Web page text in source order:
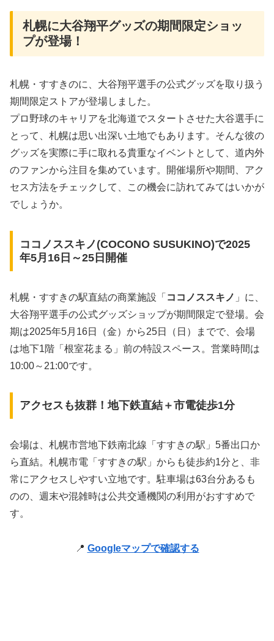
札幌に大谷翔平グッズの期間限定ショッ
プが登場！
札幌・すすきのに、大谷翔平選手の公式グッズを取り扱う
期間限定ストアが登場しました。
プロ野球のキャリアを北海道でスタートさせた大谷選手に
とって、札幌は思い出深い土地でもあります。そんな彼の
グッズを実際に手に取れる貴重なイベントとして、道内外
のファンから注目を集めています。開催場所や期間、アク
セス方法をチェックして、この機会に訪れてみてはいかが
でしょうか。
ココノススキノ(COCONO SUSUKINO)で2025
年5月16日～25日開催
札幌・すすきの駅直結の商業施設「 ココノススキノ 」に、
大谷翔平選手の公式グッズショップが期間限定で登場。会
期は2025年5月16日（金）から25日（日）までで、会場
は地下1階「根室花まる」前の特設スペース。営業時間は
10:00～21:00です。
アクセスも抜群！地下鉄直結＋市電徒歩1分
会場は、札幌市営地下鉄南北線「すすきの駅」5番出口か
ら直結。札幌市電「すすきの駅」からも徒歩約1分と、非
常にアクセスしやすい立地です。駐車場は63台分あるも
のの、週末や混雑時は公共交通機関の利用がおすすめで
す。
📍 Googleマップで確認する